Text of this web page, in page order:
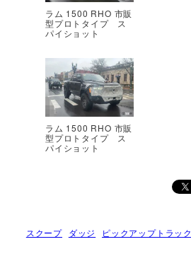
ラム 1500 RHO 市販
型プロトタイプ ス
パイショット
ラム 1500 RHO 市販
型プロトタイプ ス
パイショット
スクープ ダッジ ピックアップトラック